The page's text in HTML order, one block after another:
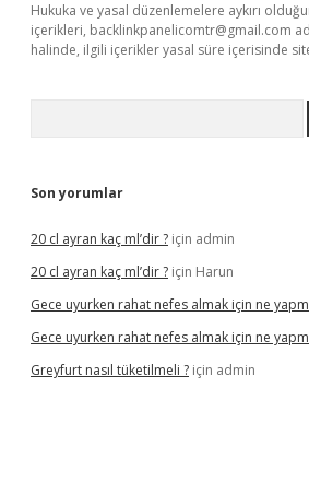
Hukuka ve yasal düzenlemelere aykırı
içerikleri, backlinkpanelicomtr@gmail.com
halinde, ilgili içerikler yasal süre içerisinde
Son yorumlar
20 cl ayran kaç ml’dir ? için admin
20 cl ayran kaç ml’dir ? için Harun
Gece uyurken rahat nefes almak için ne
Gece uyurken rahat nefes almak için ne
Greyfurt nasıl tüketilmeli ? için admin